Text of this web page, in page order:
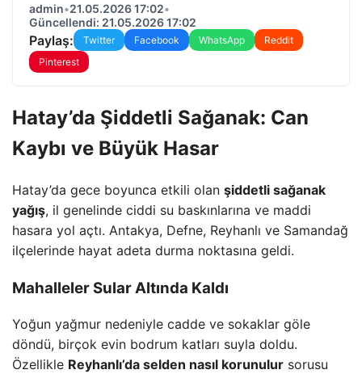
admin•21.05.2026 17:02•
Güncellendi: 21.05.2026 17:02
Paylaş: Twitter Facebook WhatsApp
Reddit
Pinterest
Hatay’da Şiddetli Sağanak: Can
Kaybı ve Büyük Hasar
Hatay’da gece boyunca etkili olan şiddetli sağanak
yağış, il genelinde ciddi su baskınlarına ve maddi
hasara yol açtı. Antakya, Defne, Reyhanlı ve Samandağ
ilçelerinde hayat adeta durma noktasına geldi.
Mahalleler Sular Altında Kaldı
Yoğun yağmur nedeniyle cadde ve sokaklar göle
döndü, birçok evin bodrum katları suyla doldu.
Özellikle Reyhanlı’da selden nasıl korunulur sorusu